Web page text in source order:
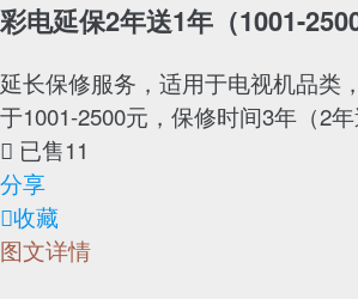
彩电延保2年送1年（1001-2500
延长保修服务，适用于电视机品类
于1001-2500元，保修时间3年（2年
 已售11
分享
收藏
图文详情